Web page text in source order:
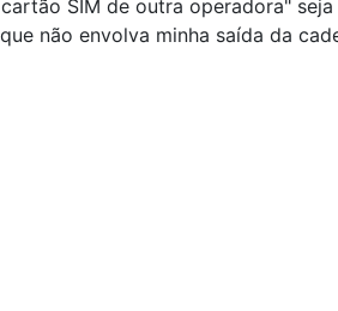
SIM de outra operadora"
não envolva minha saída da